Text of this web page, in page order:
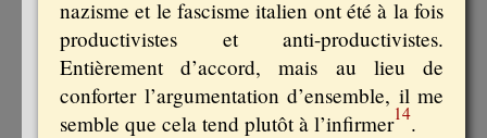
nazisme et le fascisme italien ont été à la fois
productivistes et anti-productivistes.
Entièrement d’accord, mais au lieu de
conforter l’argumentation d’ensemble, il me
semble que cela tend plutôt à l’infirmer14.